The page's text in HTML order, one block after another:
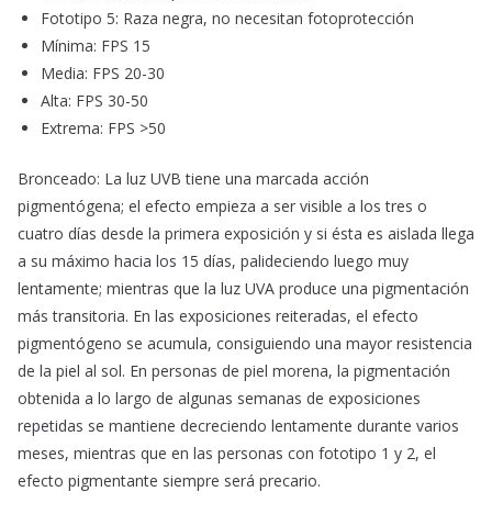
Fototipo 5: Raza negra, no necesitan fotoprotección
Mínima: FPS 15
Media: FPS 20-30
Alta: FPS 30-50
Extrema: FPS >50
Bronceado: La luz UVB tiene una marcada acción
pigmentógena; el efecto empieza a ser visible a los tres o
cuatro días desde la primera exposición y si ésta es aislada llega
a su máximo hacia los 15 días, palideciendo luego muy
lentamente; mientras que la luz UVA produce una pigmentación
más transitoria. En las exposiciones reiteradas, el efecto
pigmentógeno se acumula, consiguiendo una mayor resistencia
de la piel al sol. En personas de piel morena, la pigmentación
obtenida a lo largo de algunas semanas de exposiciones
repetidas se mantiene decreciendo lentamente durante varios
meses, mientras que en las personas con fototipo 1 y 2, el
efecto pigmentante siempre será precario.